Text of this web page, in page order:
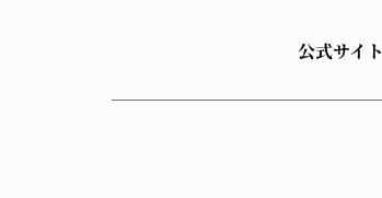
公式サイト